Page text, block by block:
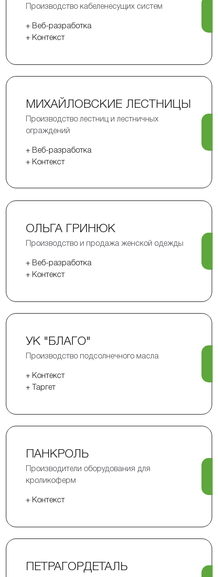
Производство кабеленесущих систем
+ Веб-разработка
+ Контекст
МИХАЙЛОВСКИЕ ЛЕСТНИЦЫ
Производство лестниц и лестничных
ограждений
+ Веб-разработка
+ Контекст
ОЛЬГА ГРИНЮК
Производство и продажа женской одежды
+ Веб-разработка
+ Контекст
УК "БЛАГО"
Производство подсолнечного масла
+ Контекст
+ Таргет
ПАНКРОЛЬ
Производители оборудования для
кроликоферм
+ Контекст
ПЕТРАГОРДЕТАЛЬ